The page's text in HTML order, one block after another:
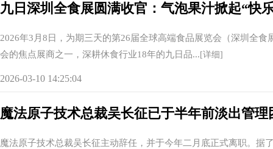
九日深圳全食展圆满收官：气泡果汁掀起“快
2026年3月8日，为期三天的第26届全球高端食品展览会（深圳全
会的焦点展商之一，深耕休食行业18年的九日品... [详细]
2026-03-10 14:25:04
魔法原子技术总裁吴长征已于半年前淡出管理
魔法原子技术总裁吴长征主动辞任，并于今年二月底正式离职。据